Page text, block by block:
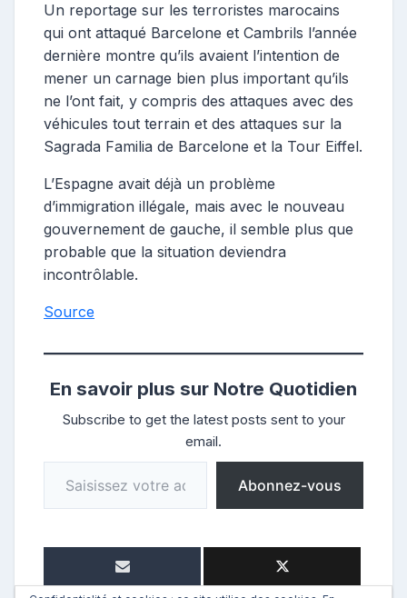
Un reportage sur les terroristes marocains
qui ont attaqué Barcelone et Cambrils l’année
dernière montre qu’ils avaient l’intention de
mener un carnage bien plus important qu’ils
ne l’ont fait, y compris des attaques avec des
véhicules tout terrain et des attaques sur la
Sagrada Familia de Barcelone et la Tour Eiffel.
L’Espagne avait déjà un problème
d’immigration illégale, mais avec le nouveau
gouvernement de gauche, il semble plus que
probable que la situation deviendra
incontrôlable.
Source
En savoir plus sur Notre Quotidien
Subscribe to get the latest posts sent to your
email.
Saisissez votre adresse e-mail…
Abonnez-vous